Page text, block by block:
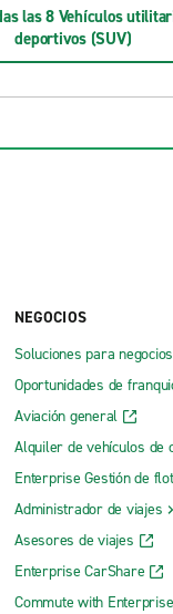
las 8 Vehículos
deportivos (SUV)
NEGOCIOS
Soluciones para negocios
Oportunidades de
Aviación general
Alquiler de vehículos de
Enterprise Gestión de
Administrador de viajes
Asesores de viajes
Enterprise CarShare
Commute with Enterprise